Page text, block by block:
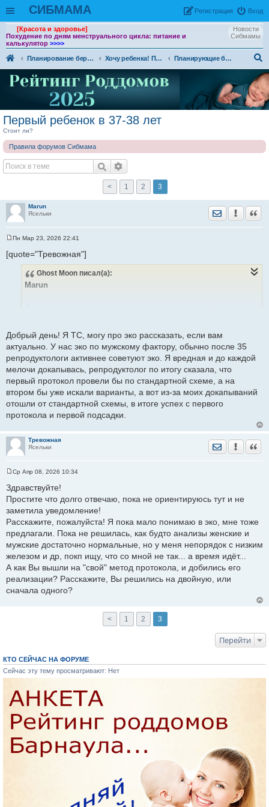
СИБМАМА Вход
Рeгиcтpaция
Новости
Сибмамы
[Красота и здоровье]
Похудение по дням менструального цикла: питание и
калькулятор >>>>
Планирование беременности. Беременность и роды. Хочу ребенка! Планирование беременности
Планирующие болтушки
ои
ск
Первый ребенок в 37-38 лет
Стоит ли?
Правила форумов Сибмама
< 1 2 3
Marun
Ясельки
Отправить
о
Пн Мар 23, 2026 22:41
[quote="Тревожная"]
Ghost Moon писал(а):
Marun
Добрый день! Я ТС, могу про эко рассказать, если вам
актуально. У нас эко по мужскому фактору, обычно после 35
репродуктологи активнее советуют эко. Я вредная и до каждой
мелочи докапывась, репродуктолог по итогу сказала, что
первый протокол провели бы по стандартной схеме, а на
втором бы уже искали варианты, а вот из-за моих докапываний
отошли от стандартной схемы, в итоге успех с первого
протокола и первой подсадки.
Тревожная
Ясельки
Отправить
о
б
щ
е
н
е
Ср Апр 08, 2026 10:34
Здравствуйте!
Простите что долго отвечаю, пока не ориентируюсь тут и не
заметила уведомление!
Расскажите, пожалуйста! Я пока мало понимаю в эко, мне тоже
предлагали. Пока не решилась, как будто анализы женские и
мужские достаточно нормальные, но у меня непорядок с низким
железом и др, покп ищу, что со мной не так... а время идёт...
А как Вы вышли на "свой" метод протокола, и добились его
реализации? Расскажите, Вы решились на двойную, или
сначала одного?
< 1 2 3
Перейти
КТО СЕЙЧАС НА ФОРУМЕ
Сейчас эту тему просматривают: Нет